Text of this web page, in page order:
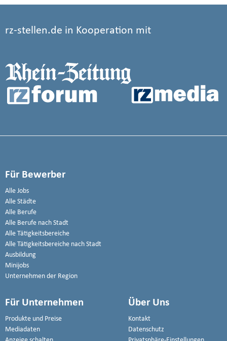
rz-stellen.de in Kooperation mit
Für Bewerber
Alle Jobs
Alle Städte
Alle Berufe
Alle Berufe nach Stadt
Alle Tätigkeitsbereiche
Alle Tätigkeitsbereiche nach Stadt
Ausbildung
Minijobs
Unternehmen der Region
Für Unternehmen
Produkte und Preise
Mediadaten
Über Uns
Kontakt
Datenschutz